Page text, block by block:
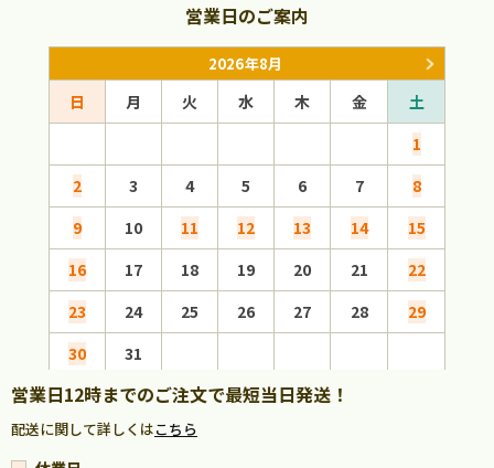
営業日のご案内
2026年8月
日 月 火 水 木 金
土
1
2
3 4 5 6 7
8
9
10 11 12 13 14
15
16
17 18 19 20 21
22
23
24 25 26 27 28
29
30
31
営業日12時までのご注文で最短当日発送！
配送に関して詳しくはこちら